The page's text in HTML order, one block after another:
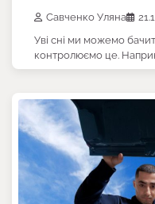
Савченко Уляна
Уві сні ми можемо
контролюємо це.